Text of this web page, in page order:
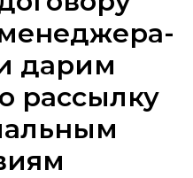
дарим
рассылку